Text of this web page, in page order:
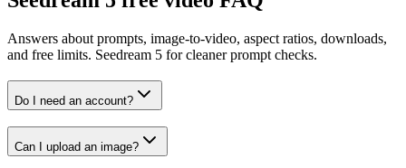
Answers about prompts, image-to-video, aspect ratios, downloads,
and free limits. Seedream 5 for cleaner prompt checks.
Do I need an account?
Can I upload an image?